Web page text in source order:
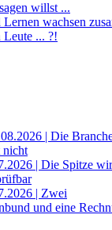
willst ...
wachsen
Leute ... ?!
| Die
nicht
| Die Spitze
| Zwei
und eine